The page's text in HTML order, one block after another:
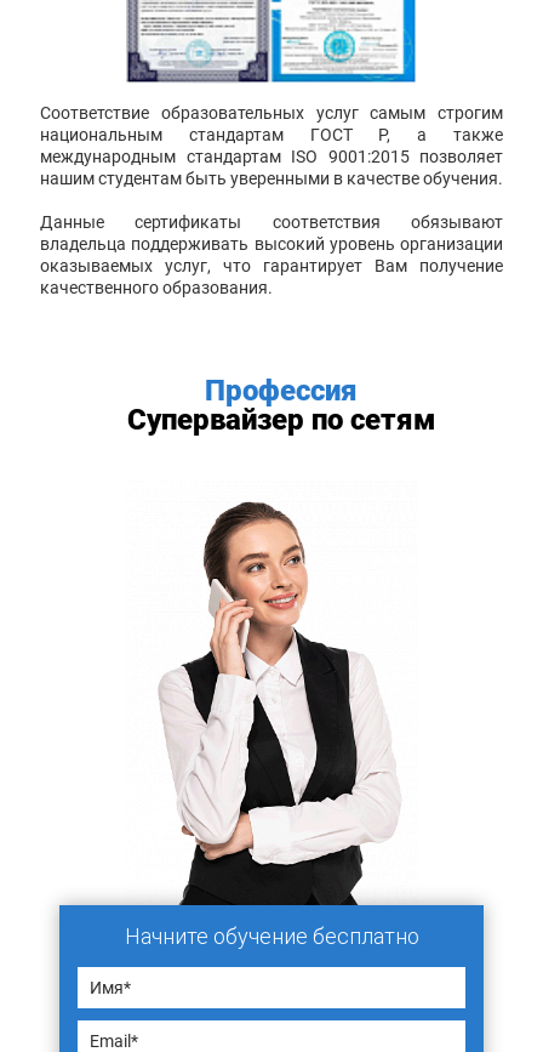
Соответствие образовательных услуг самым строгим
национальным стандартам ГОСТ Р, а также
международным стандартам ISO 9001:2015 позволяет
нашим студентам быть уверенными в качестве обучения.
Данные сертификаты соответствия обязывают
владельца поддерживать высокий уровень организации
оказываемых услуг, что гарантирует Вам получение
качественного образования.
Профессия
Супервайзер по сетям
Начните обучение бесплатно